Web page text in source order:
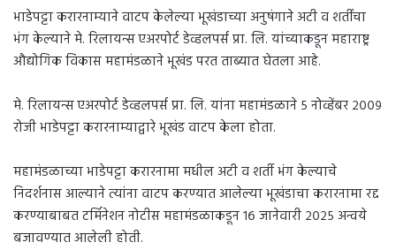
भाडेपट्टा करारनाम्याने वाटप केलेल्या भूखंडाच्या अनुषंगाने अटी व शर्तींचा
भंग केल्याने मे. रिलायन्स एअरपोर्ट डेव्हलपर्स प्रा. लि. यांच्याकडून महाराष्ट्र
औद्योगिक विकास महामंडळाने भूखंड परत ताब्यात घेतला आहे.
मे. रिलायन्स एअरपोर्ट डेव्हलपर्स प्रा. लि. यांना महामंडळाने ५ नोव्हेंबर २००९
रोजी भाडेपट्टा करारनाम्याद्वारे भूखंड वाटप केला होता.
महामंडळाच्या भाडेपट्टा करारनामा मधील अटी व शर्ती भंग केल्याचे
निदर्शनास आल्याने त्यांना वाटप करण्यात आलेल्या भूखंडाचा करारनामा रद्द
करण्याबाबत टर्मिनेशन नोटीस महामंडळाकडून १६ जानेवारी २०२५ अन्वये
बजावण्यात आलेली होती.